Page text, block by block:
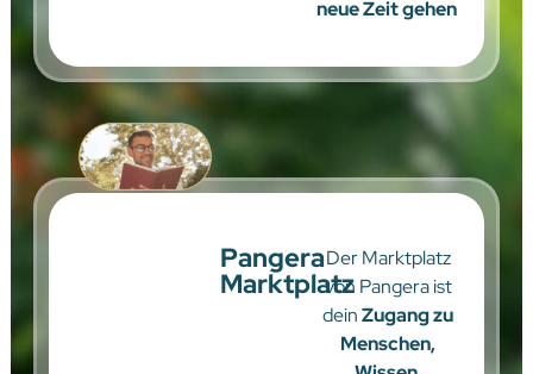
neue Zeit gehen
Pangera
Marktplatz
Der Marktplatz
von Pangera ist
deinZugang zu
Menschen,